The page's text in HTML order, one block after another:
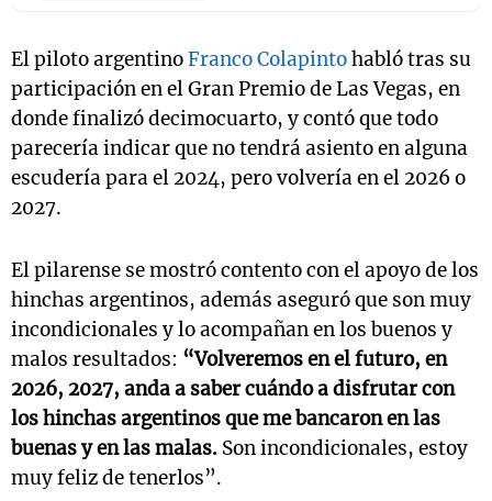
El piloto argentinoFranco Colapintohabló tras su
participación en el Gran Premio de Las Vegas, en
donde finalizó decimocuarto, y contó que todo
parecería indicar que no tendrá asiento en alguna
escudería para el 2024, pero volvería en el 2026 o
2027.
El pilarense se mostró contento con el apoyo de los
hinchas argentinos, además aseguró que son muy
incondicionales y lo acompañan en los buenos y
malos resultados: “Volveremos en el futuro, en
2026, 2027, anda a saber cuándo a disfrutar con
los hinchas argentinos que me bancaron en las
buenas y en las malas. Son incondicionales, estoy
muy feliz de tenerlos”.